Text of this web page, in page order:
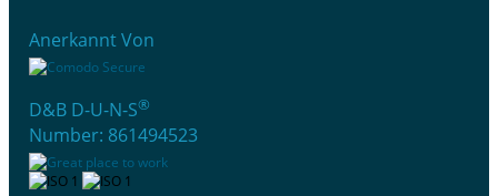
Anerkannt Von
D&B D-U-N-S®
Number: 861494523